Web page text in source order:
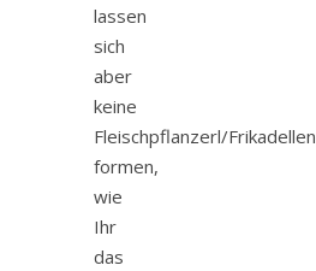
lassen
sich
aber
keine
Fleischpflanzerl/Frikadellen
formen,
wie
Ihr
das